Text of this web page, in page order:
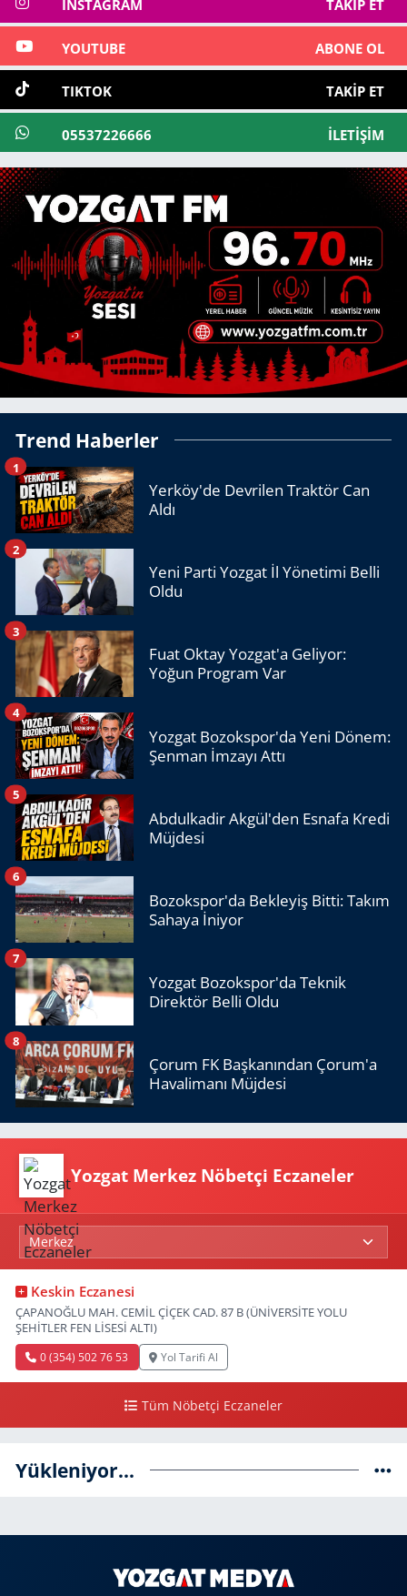
INSTAGRAM TAKIP ET
YOUTUBE ABONE OL
TIKTOK TAKIP ET
05537226666 İLETIŞIM
Trend Haberler
Yerköy'de Devrilen Traktör Can
Aldı
1
Yeni Parti Yozgat İl Yönetimi Belli
Oldu
2
Fuat Oktay Yozgat'a Geliyor:
Yoğun Program Var
3
Yozgat Bozokspor'da Yeni Dönem:
Şenman İmzayı Attı
4
Abdulkadir Akgül'den Esnafa Kredi
Müjdesi
5
Bozokspor'da Bekleyiş Bitti: Takım
Sahaya İniyor
6
Yozgat Bozokspor'da Teknik
Direktör Belli Oldu
7
Çorum FK Başkanından Çorum'a
Havalimanı Müjdesi
8
Yozgat Merkez Nöbetçi Eczaneler
Keskin Eczanesi
ÇAPANOĞLU MAH. CEMİL ÇİÇEK CAD. 87 B (ÜNİVERSİTE YOLU
ŞEHİTLER FEN LİSESİ ALTI)
0 (354) 502 76 53 Yol Tarifi Al
Tüm Nöbetçi Eczaneler
Yükleniyor...